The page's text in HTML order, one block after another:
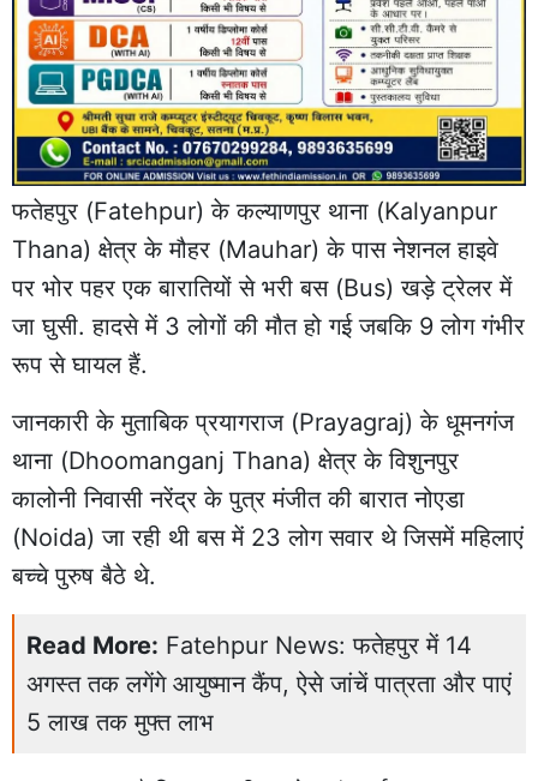
फतेहपुर (Fatehpur) के कल्याणपुर थाना (Kalyanpur
Thana) क्षेत्र के मौहर (Mauhar) के पास नेशनल हाइवे
पर भोर पहर एक बारातियों से भरी बस (Bus) खड़े ट्रेलर में
जा घुसी. हादसे में 3 लोगों की मौत हो गई जबकि 9 लोग गंभीर
रूप से घायल हैं.
जानकारी के मुताबिक प्रयागराज (Prayagraj) के धूमनगंज
थाना (Dhoomanganj Thana) क्षेत्र के विशुनपुर
कालोनी निवासी नरेंद्र के पुत्र मंजीत की बारात नोएडा
(Noida) जा रही थी बस में 23 लोग सवार थे जिसमें महिलाएं
बच्चे पुरुष बैठे थे.
Read More: Fatehpur News: फतेहपुर में 14
अगस्त तक लगेंगे आयुष्मान कैंप, ऐसे जांचें पात्रता और पाएं
5 लाख तक मुफ्त लाभ